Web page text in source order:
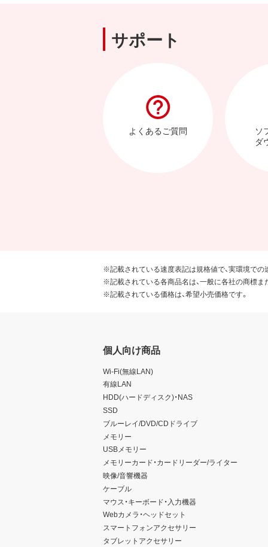
サポート
よくあるご質問
ソ
ダ
※記載されている速度表記は規格値で、実環境での
※記載されている各商品名は、一般に各社の商標ま
※記載されている価格は、希望小売価格です。
個人向け商品
Wi-Fi(無線LAN)
有線LAN
HDD(ハードディスク)・NAS
SSD
ブルーレイ/DVD/CDドライブ
メモリー
USBメモリー
メモリーカード・カードリーダー/ライター
映像/音響機器
ケーブル
マウス・キーボード・入力機器
Webカメラ・ヘッドセット
スマートフォンアクセサリー
タブレットアクセサリー